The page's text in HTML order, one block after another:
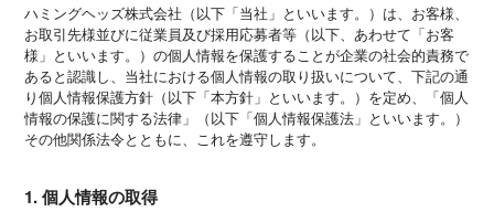
ハミングヘッズ株式会社（以下「当社」といいます。）は、お客様、
お取引先様並びに従業員及び採用応募者等（以下、あわせて「お客
様」といいます。）の個人情報を保護することが企業の社会的責務で
あると認識し、当社における個人情報の取り扱いについて、下記の通
り個人情報保護方針（以下「本方針」といいます。）を定め、「個人
情報の保護に関する法律」（以下「個人情報保護法」といいます。）
その他関係法令とともに、これを遵守します。
1. 個人情報の取得